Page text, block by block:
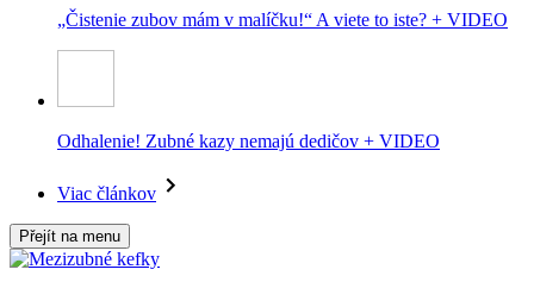
„Čistenie zubov mám v malíčku!“ A viete to iste? + VIDEO
Odhalenie! Zubné kazy nemajú dedičov + VIDEO
Viac článkov
Přejít na menu